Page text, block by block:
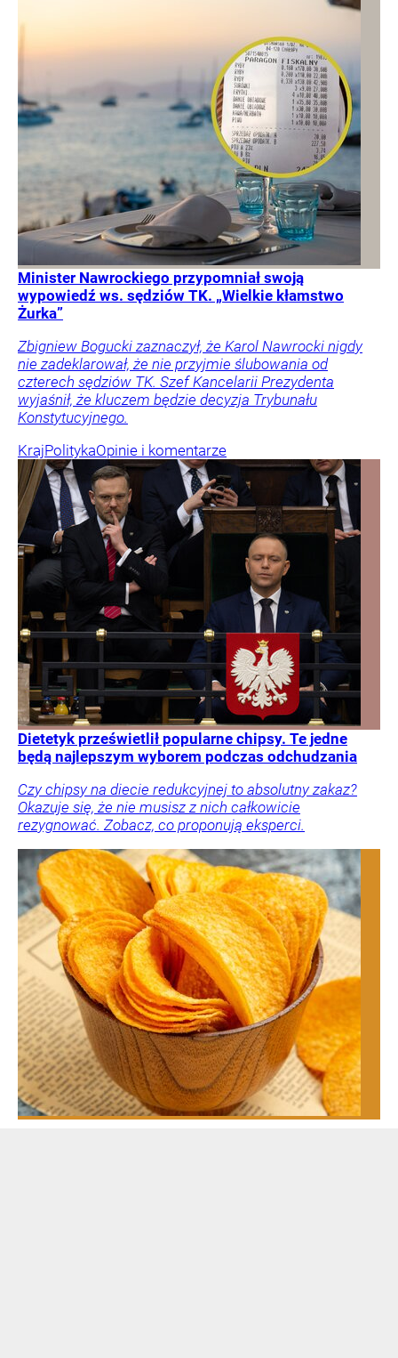
Minister Nawrockiego przypomniał swoją
wypowiedź ws. sędziów TK. „Wielkie kłamstwo
Żurka”
Zbigniew Bogucki zaznaczył, że Karol Nawrocki nigdy
nie zadeklarował, że nie przyjmie ślubowania od
czterech sędziów TK. Szef Kancelarii Prezydenta
wyjaśnił, że kluczem będzie decyzja Trybunału
Konstytucyjnego.
KrajPolitykaOpinie i komentarze
Dietetyk prześwietlił popularne chipsy. Te jedne
będą najlepszym wyborem podczas odchudzania
Czy chipsy na diecie redukcyjnej to absolutny zakaz?
Okazuje się, że nie musisz z nich całkowicie
rezygnować. Zobacz, co proponują eksperci.